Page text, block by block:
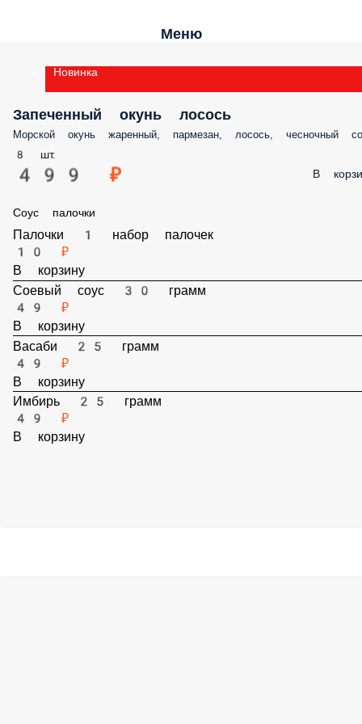
Меню
Новинка
Запеченный окунь лосось
Морской окунь жаренный, пармезан, лосось, чесночный соус
8 шт.
499 ₽ В
Соус палочки
Палочки 1 набор палочек
10 ₽
В корзину
Соевый соус 30 грамм
49 ₽
В корзину
Васаби 25 грамм
49 ₽
В корзину